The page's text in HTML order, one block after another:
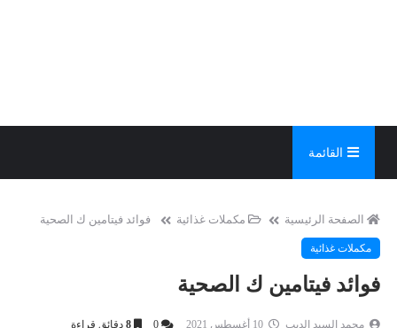
القائمة
الصفحة الرئيسية مكملات غذائية فوائد فيتامين ك الصحية
مكملات غذائية
فوائد فيتامين ك الصحية
محمد السيد الديب 0
8دقائق قراءة